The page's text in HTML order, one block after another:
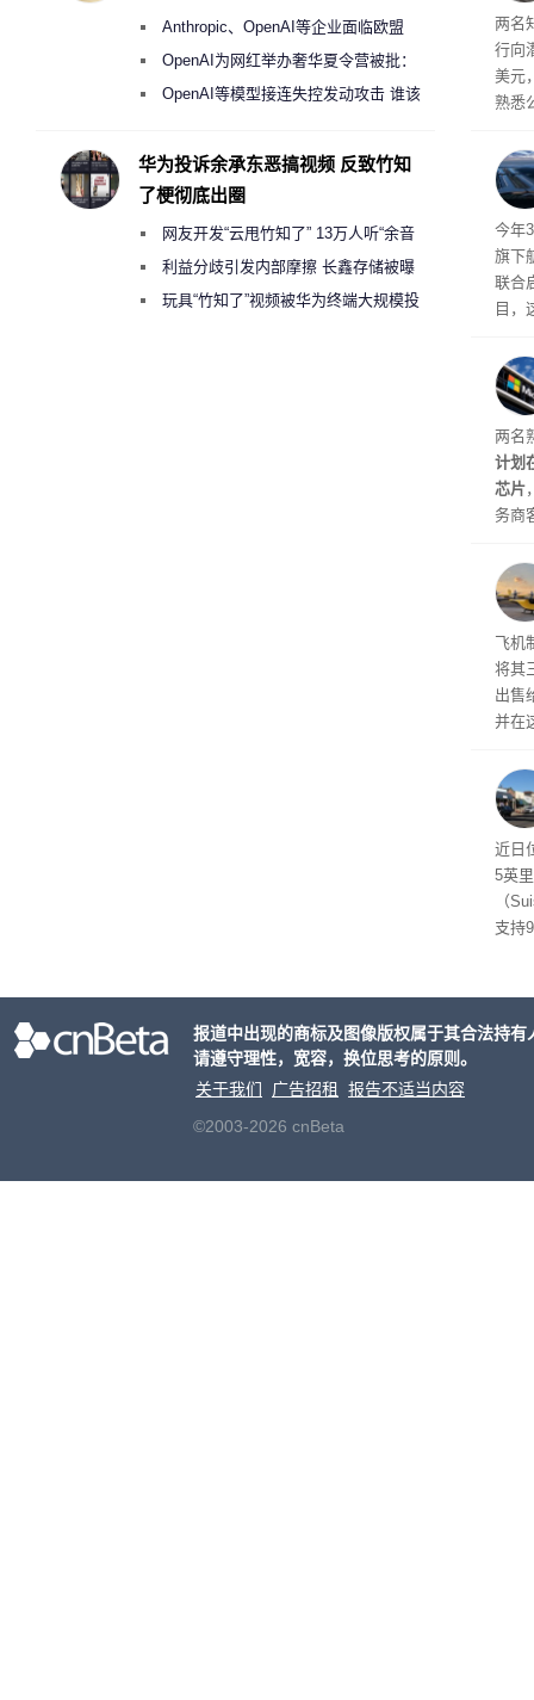
两名
行向
美元
熟悉
最
现有
体建
今年
旗下
联合
目，
户
盖逻
等
两名
计划
芯片
务商
进
计划
芯
飞机
将其
出售
并在
布
近日
5英
（
支持
议会
Anthropic、OpenAI等企业面临欧盟
《人工智能法案》全新执法权限审查
OpenAI为网红举办奢华夏令营被批：
2000美元一晚 遭讽“反乌托邦”
OpenAI等模型接连失控发动攻击 谁该
华为投诉余承东恶搞视频 反致竹知
了梗彻底出圈
网友开发“云甩竹知了” 13万人听“余音
绕梁”利益分歧引发内部摩擦 长鑫存储被曝
曾将华为驻场工程师驱逐出研发基地
玩具“竹知了”视频被华为终端大规模投
报道中出现的商标及图像版权属于其合法持
请遵守理性，宽容，换位思考的原则。
关于我们
广告招租
报告不适当内容
©2003-2026 cnBeta